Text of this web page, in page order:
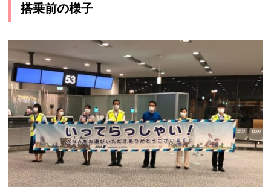
搭乗前の様子